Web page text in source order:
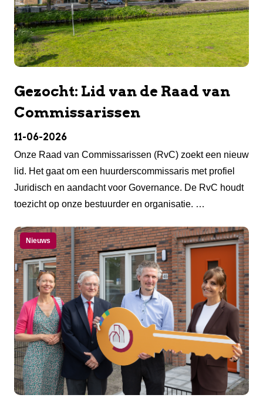
Gezocht: Lid van de Raad van
Commissarissen
11-06-2026
Onze Raad van Commissarissen (RvC) zoekt een nieuw
lid. Het gaat om een huurderscommissaris met profiel
Juridisch en aandacht voor Governance. De RvC houdt
toezicht op onze bestuurder en organisatie. …
Nieuws